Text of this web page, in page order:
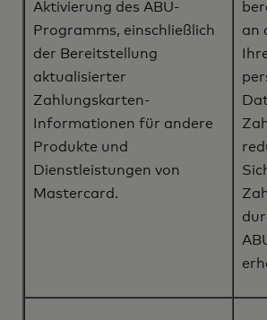
Aktivierung des ABU-
Programms, einschließlich
der Bereitstellung
aktualisierter
Zahlungskarten-
Informationen für andere
Produkte und
Dienstleistungen von
Mastercard.
an